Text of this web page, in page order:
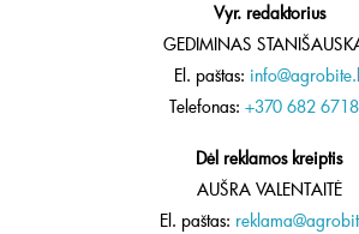
Vyr. redaktorius
GEDIMINAS
El. paštas:
Telefonas: +370 682
Dėl reklamos kreiptis
AUŠRA VALENTAITĖ
El. paštas: